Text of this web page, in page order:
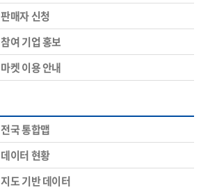
판매자 신청
참여 기업 홍보
마켓 이용 안내
전국 통합맵
데이터 현황
지도 기반 데이터